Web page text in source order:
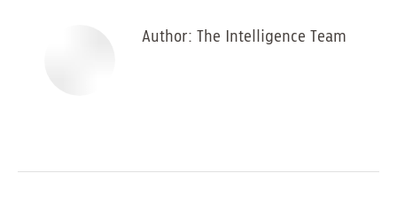
Author: The Intelligence Team